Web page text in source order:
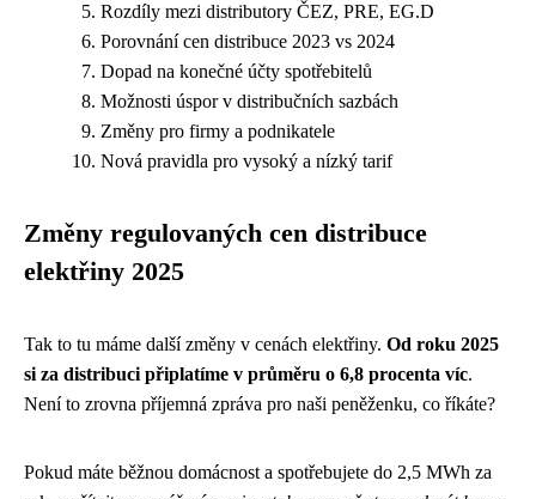
Rozdíly mezi distributory ČEZ, PRE, EG.D
Porovnání cen distribuce 2023 vs 2024
Dopad na konečné účty spotřebitelů
Možnosti úspor v distribučních sazbách
Změny pro firmy a podnikatele
Nová pravidla pro vysoký a nízký tarif
Změny regulovaných cen distribuce
elektřiny 2025
Tak to tu máme další změny v cenách elektřiny. Od roku 2025
si za distribuci připlatíme v průměru o 6,8 procenta víc.
Není to zrovna příjemná zpráva pro naši peněženku, co říkáte?
Pokud máte běžnou domácnost a spotřebujete do 2,5 MWh za